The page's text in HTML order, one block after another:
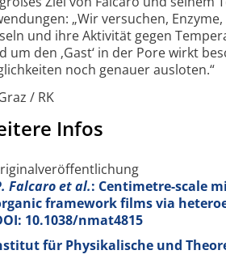
„Wir versuchen,
und ihre Akti­vität gegen
um den ‚Gast‘ in der Pore wirkt
noch genauer aus­loten.“
/ RK
Infos
Falcaro et al.: Centimetre-scale
framework films via
10.1038/nmat4815
für Physikalische und